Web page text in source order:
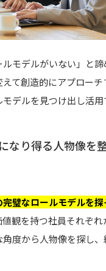
ルモデルがいない」と
て創造的にアプローチ
デルを見つけ出し活用
なり得る人物像を
璧なロールモデルを
観を持つ社員それぞれ
度から人物像を探し、